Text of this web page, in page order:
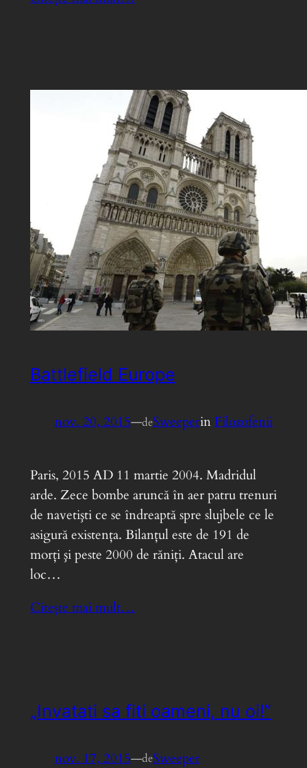
Battlefield Europe
nov. 20, 2015—deSweeperinFilozofenii
Paris, 2015 AD 11 martie 2004. Madridul
arde. Zece bombe aruncă în aer patru trenuri
de navetişti ce se îndreaptă spre slujbele ce le
asigură existenţa. Bilanţul este de 191 de
morţi şi peste 2000 de răniţi. Atacul are
loc…
Citește mai mult…
„Invatati sa fiti oameni, nu oi!”
nov. 17, 2015—deSweeper